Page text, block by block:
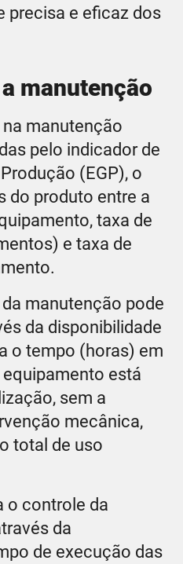
precisa e eficaz dos
manutenção
manutenção
pelo indicador de
(EGP), o
do produto entre a
taxa de
e taxa de
manutenção pode
da disponibilidade
o tempo (horas) em
está
sem a
mecânica,
total de uso
o controle da
da
de execução das